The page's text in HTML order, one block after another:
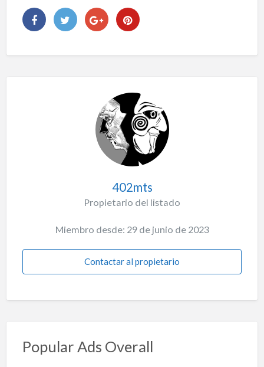
402mts
Propietario del listado
Miembro desde: 29 de junio de 2023
Contactar al propietario
Popular Ads Overall